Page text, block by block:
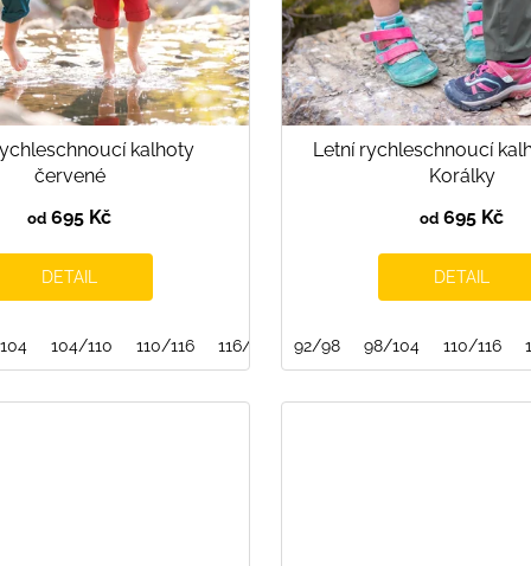
152/158
kalhoty
červené
od 695 Kč
DETAIL
104/110 110/116 116/122 158/164
Letní rychleschnoucí
Korálky
od 695 Kč
DETAIL
92/98 98/104 110/116